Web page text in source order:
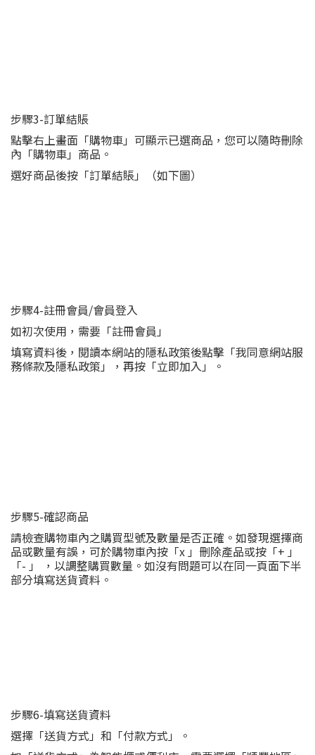
步驟3-訂單結賬
點擊右上畫面「購物車」可顯示已選商品，您可以隨時刪除
內「購物車」商品。
選好商品後按「訂單結賬」（如下圖）
步驟4-註冊會員/會員登入
如初次使用，需要「註冊會員」
填寫資料後，閱讀本網站的隱私政策後點擊「我同意網站服
務條款及隱私政策」，再按「立即加入」。
步驟5-確認商品
請檢查購物車內之購買型號及數量是否正確。如發現選擇商
品或數量有誤，可於購物車內按「x 」刪除產品或按「+ 」
「- 」 ，以調整購買數量。如沒有問題可以在同一頁面下半
部分填寫送貨資料。
步驟6-填寫送貨資料
選擇「送貨方式」和「付款方式」。